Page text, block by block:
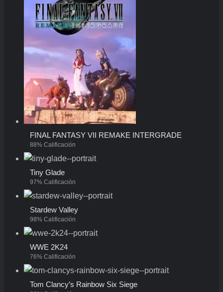
FINAL FANTASY VII REMAKE INTERGRADE
88% Calificación
Tiny Glade
97% Calificación
Stardew Valley
98% Calificación
WWE 2K24
76% Calificación
Tom Clancy’s Rainbow Six Siege